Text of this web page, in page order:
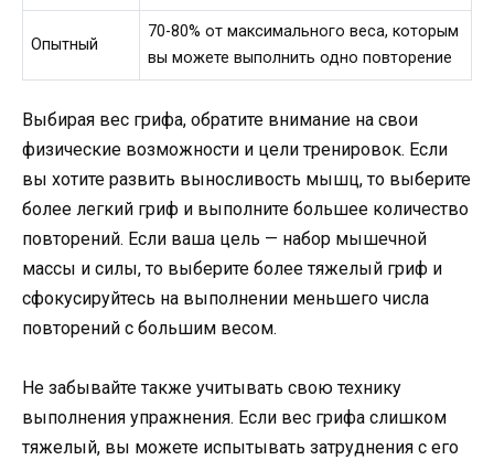
Опытный
70-80% от максимального веса, которым
вы можете выполнить одно повторение
Выбирая вес грифа, обратите внимание на свои
физические возможности и цели тренировок. Если
вы хотите развить выносливость мышц, то выберите
более легкий гриф и выполните большее количество
повторений. Если ваша цель — набор мышечной
массы и силы, то выберите более тяжелый гриф и
сфокусируйтесь на выполнении меньшего числа
повторений с большим весом.
Не забывайте также учитывать свою технику
выполнения упражнения. Если вес грифа слишком
тяжелый, вы можете испытывать затруднения с его